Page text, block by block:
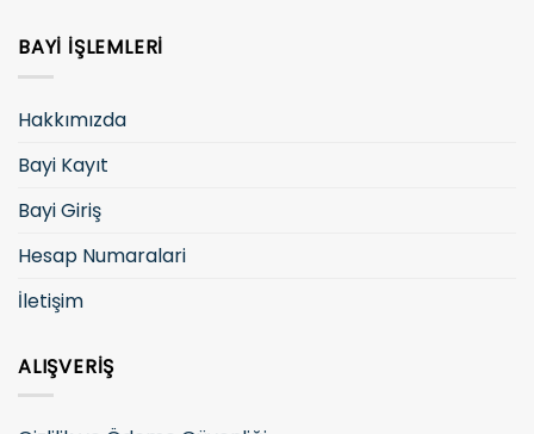
BAYI İŞLEMLERI
Hakkımızda
Bayi Kayıt
Bayi Giriş
Hesap Numaralari
İletişim
ALIŞVERIŞ